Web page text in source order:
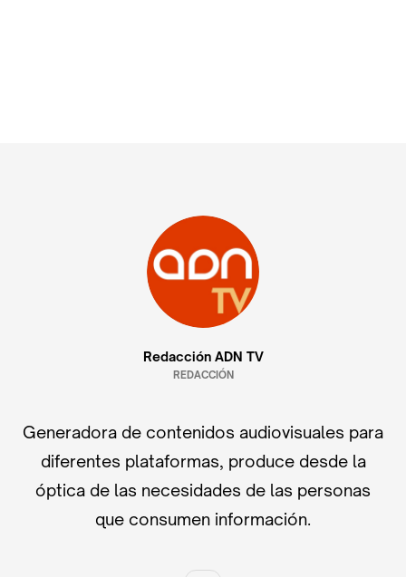
Redacción ADN TV
REDACCIÓN
Generadora de contenidos audiovisuales para
diferentes plataformas, produce desde la
óptica de las necesidades de las personas
que consumen información.